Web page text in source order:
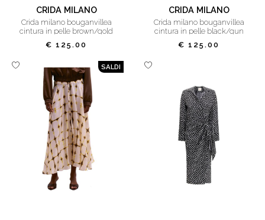
CRIDA MILANO
crida milano bouganvillea
cintura in pelle brown/gold
€ 125.00
CRIDA MILANO
crida milano bouganvillea
cintura in pelle black/gun
€ 125.00
SALDI